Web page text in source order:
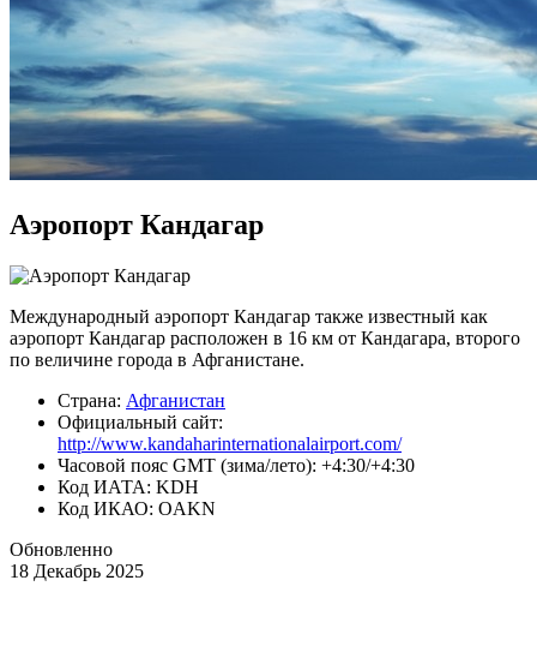
Аэропорт Кандагар
Международный аэропорт Кандагар также известный как
аэропорт Кандагар расположен в 16 км от Кандагара, второго
по величине города в Афганистане.
Страна: Афганистан
Официальный cайт:
http://www.kandaharinternationalairport.com/
Часовой пояс GMT (зима/лето): +4:30/+4:30
Код ИАТА: KDH
Код ИКАО: OAKN
Обновленно
18 Декабрь 2025